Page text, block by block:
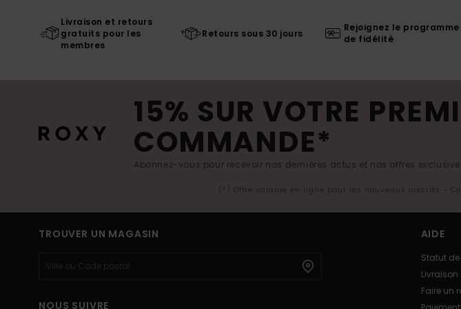
Livraison et retours
gratuits pour les
membres
Retours sous 30 jours
Rejoignez le programme
de fidélité
15% SUR VOTRE
COMMANDE*
Abonnez-vous pour recevoir nos dernières actus et nos offres
(*) Offre valable en ligne pour les nouveaux inscrits -
TROUVER UN MAGASIN
NOUS SUIVRE
AIDE
Statut
Livraison
Faire un